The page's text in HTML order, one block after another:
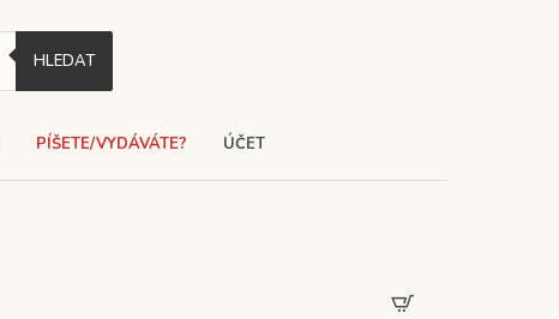
HLEDAT
PÍŠETE/VYDÁVÁTE? ÚČET